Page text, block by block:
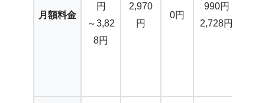
月額料金
円
～3,82
8円
2,970
円
0円
990円
2,728円